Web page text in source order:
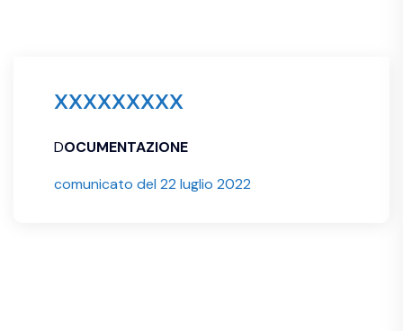
XXXXXXXXX
DOCUMENTAZIONE
comunicato del 22 luglio 2022